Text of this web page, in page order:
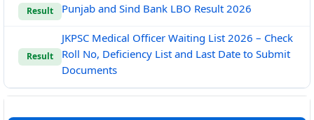
Result Punjab and Sind Bank LBO Result 2026
Result
JKPSC Medical Officer Waiting List 2026 – Check
Roll No, Deficiency List and Last Date to Submit
Documents